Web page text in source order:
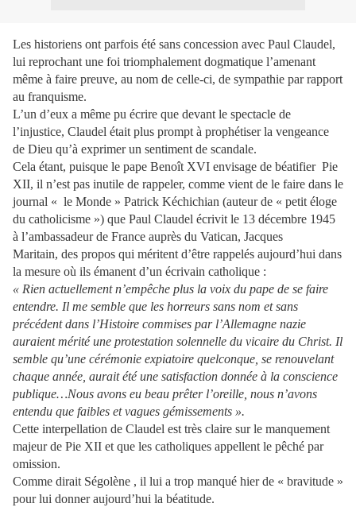
Les historiens ont parfois été sans concession avec Paul Claudel,
lui reprochant une foi triomphalement dogmatique l’amenant
même à faire preuve, au nom de celle-ci, de sympathie par rapport
au franquisme.
L’un d’eux a même pu écrire que devant le spectacle de
l’injustice, Claudel était plus prompt à prophétiser la vengeance
de Dieu qu’à exprimer un sentiment de scandale.
Cela étant, puisque le pape Benoît XVI envisage de béatifier Pie
XII, il n’est pas inutile de rappeler, comme vient de le faire dans le
journal « le Monde » Patrick Kéchichian (auteur de « petit éloge
du catholicisme ») que Paul Claudel écrivit le 13 décembre 1945
à l’ambassadeur de France auprès du Vatican, Jacques
Maritain, des propos qui méritent d’être rappelés aujourd’hui dans
la mesure où ils émanent d’un écrivain catholique :
« Rien actuellement n’empêche plus la voix du pape de se faire
entendre. Il me semble que les horreurs sans nom et sans
précédent dans l’Histoire commises par l’Allemagne nazie
auraient mérité une protestation solennelle du vicaire du Christ. Il
semble qu’une cérémonie expiatoire quelconque, se renouvelant
chaque année, aurait été une satisfaction donnée à la conscience
publique…Nous avons eu beau prêter l’oreille, nous n’avons
entendu que faibles et vagues gémissements ».
Cette interpellation de Claudel est très claire sur le manquement
majeur de Pie XII et que les catholiques appellent le pêché par
omission.
Comme dirait Ségolène , il lui a trop manqué hier de « bravitude »
pour lui donner aujourd’hui la béatitude.